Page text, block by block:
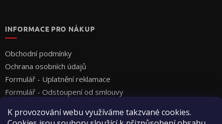
K provozování webu využíváme takzvané cookies.
INFORMACE PRO NÁKUP
Obchodní podmínky
Ochrana osobních údajů
Formulář - Uplatnění reklamace
Formulář - Odstoupení od smlouvy